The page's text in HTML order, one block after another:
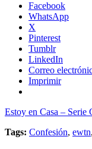
Facebook
WhatsApp
X
Pinterest
Tumblr
LinkedIn
Correo
Imprimir
Estoy en Casa – Serie
Tags: Confesión, ewtn,